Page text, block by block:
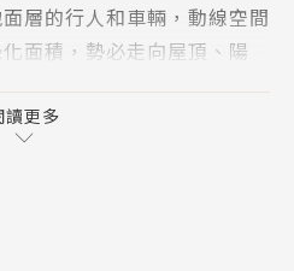
層的行人和車輛，動線空間
面積，勢必走向屋頂、陽
環保的生活環境。
漂亮的建築物定義已不再是
反而綠化的比例已躍升為好
元素。
讀更多